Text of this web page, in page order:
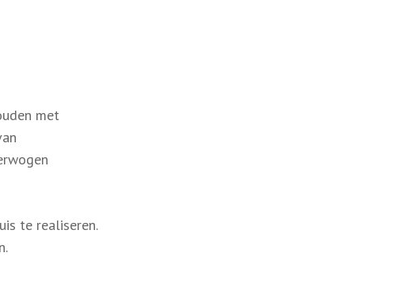
met
te realiseren.